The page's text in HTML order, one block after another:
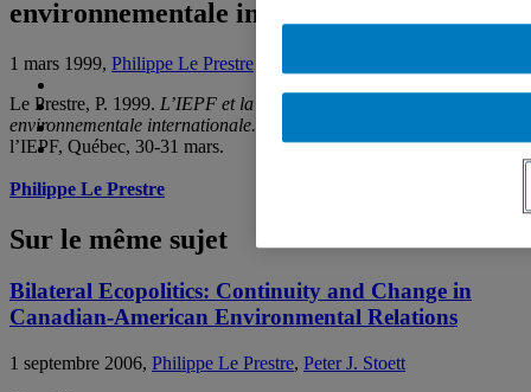
environnementale internationale
1 mars 1999, Philippe Le Prestre
Le Prestre, P. 1999. L’IEPF et la nouvelle gouvernance
environnementale internationale.
l’IEPF, Québec, 30-31 mars.
Philippe Le Prestre
Sur le même sujet
Bilateral Ecopolitics: Continuity and Change in
Canadian-American Environmental Relations
1 septembre 2006, Philippe Le Prestre, Peter J. Stoett